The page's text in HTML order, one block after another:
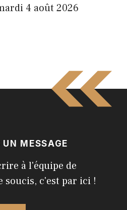
4 août 2026
MESSAGE
à l'équipe de
soucis, c'est par ici !